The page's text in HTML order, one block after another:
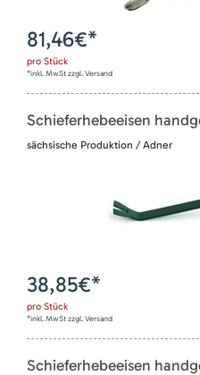
81,46€*
pro Stück
*inkl. MwSt zzgl. Versand
Schieferhebeeisen
sächsische Produktion / Adner
38,85€*
pro Stück
*inkl. MwSt zzgl. Versand
Schieferhebeeisen